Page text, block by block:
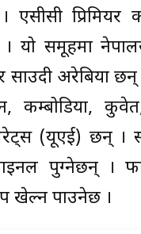
प्रिमियर
यो समूहमा
साउदी अरेबिया
कम्बोडिया,
(यूएई) छन् ।
पुग्नेछन् ।
खेल्न पाउनेछ ।